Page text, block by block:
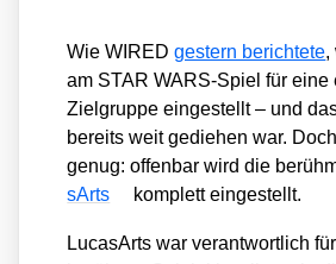
Wie WIREDges­tern berich­te­te,
am STAR WARS-Spiel für eine
Ziel­grup­pe ein­ge­stellt – und
bereits weit gedie­hen war.
genug: offen­bar wird die
sA­rts
kom­plett ein­ge­stellt.
Luca­sA­rts war ver­ant­wort­lich